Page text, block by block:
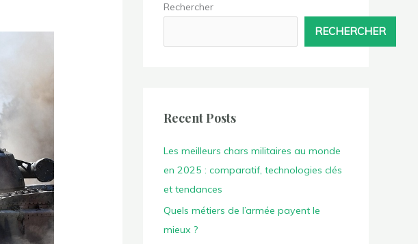
Rechercher
RECHERCHER
Recent Posts
Les meilleurs chars militaires au monde
en 2025 : comparatif, technologies clés
et tendances
Quels métiers de l’armée payent le
mieux ?